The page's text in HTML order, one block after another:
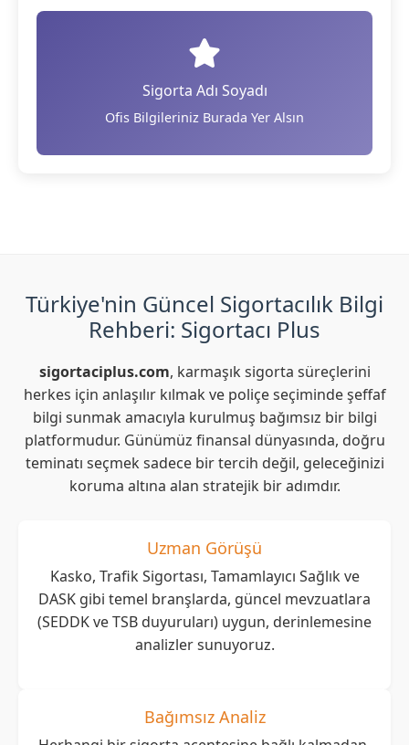
Sigorta Adı Soyadı
Ofis Bilgileriniz Burada Yer Alsın
Türkiye'nin Güncel Sigortacılık Bilgi
Rehberi: Sigortacı Plus
sigortaciplus.com, karmaşık sigorta süreçlerini
herkes için anlaşılır kılmak ve poliçe seçiminde şeffaf
bilgi sunmak amacıyla kurulmuş bağımsız bir bilgi
platformudur. Günümüz finansal dünyasında, doğru
teminatı seçmek sadece bir tercih değil, geleceğinizi
koruma altına alan stratejik bir adımdır.
Uzman Görüşü
Kasko, Trafik Sigortası, Tamamlayıcı Sağlık ve
DASK gibi temel branşlarda, güncel mevzuatlara
(SEDDK ve TSB duyuruları) uygun, derinlemesine
analizler sunuyoruz.
Bağımsız Analiz